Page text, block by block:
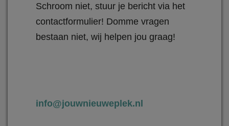
Schroom niet, stuur je bericht via het
contactformulier! Domme vragen
bestaan niet, wij helpen jou graag!
info@jouwnieuweplek.nl